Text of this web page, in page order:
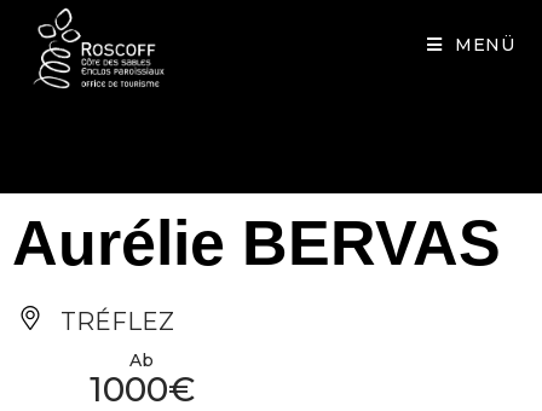
MENÜ
Aurélie BERVAS
TRÉFLEZ
Ab
1000€
Cookies management panel